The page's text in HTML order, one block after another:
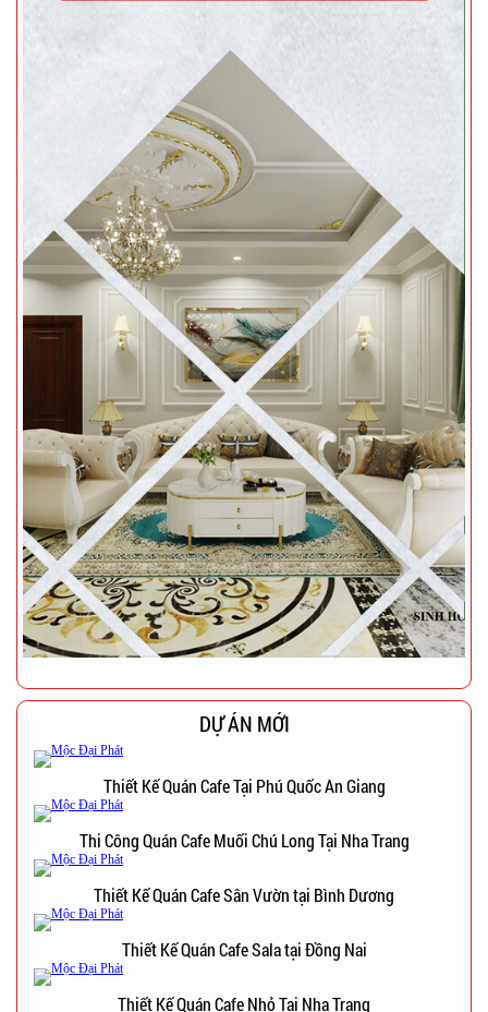
DỰ ÁN MỚI
Thiết Kế Quán Cafe Tại Phú Quốc An Giang
Thi Công Quán Cafe Muối Chú Long Tại Nha Trang
Thiết Kế Quán Cafe Sân Vườn tại Bình Dương
Thiết Kế Quán Cafe Sala tại Đồng Nai
Thiết Kế Quán Cafe Nhỏ Tại Nha Trang